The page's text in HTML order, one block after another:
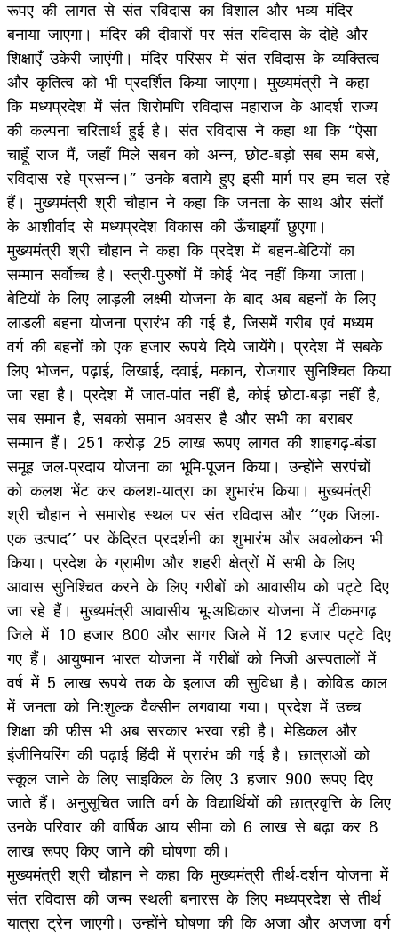
रूपए की लागत से संत रविदास का विशाल और भव्य मंदिर
बनाया जाएगा। मंदिर की दीवारों पर संत रविदास के दोहे और
शिक्षाएँ उकेरी जाएंगी। मंदिर परिसर में संत रविदास के व्यक्तित्व
और कृतित्व को भी प्रदर्शित किया जाएगा। मुख्यमंत्री ने कहा
कि मध्यप्रदेश में संत शिरोमणि रविदास महाराज के आदर्श राज्य
की कल्पना चरितार्थ हुई है। संत रविदास ने कहा था कि “ऐसा
चाहूँ राज मैं, जहाँ मिले सबन को अन्न, छोट-बड़ो सब सम बसे,
रविदास रहे प्रसन्न।” उनके बताये हुए इसी मार्ग पर हम चल रहे
हैं। मुख्यमंत्री श्री चौहान ने कहा कि जनता के साथ और संतों
के आशीर्वाद से मध्यप्रदेश विकास की ऊँचाइयाँ छुएगा।
मुख्यमंत्री श्री चौहान ने कहा कि प्रदेश में बहन-बेटियों का
सम्मान सर्वोच्च है। स्त्री-पुरुषों में कोई भेद नहीं किया जाता।
बेटियों के लिए लाड़ली लक्ष्मी योजना के बाद अब बहनों के लिए
लाडली बहना योजना प्रारंभ की गई है, जिसमें गरीब एवं मध्यम
वर्ग की बहनों को एक हजार रूपये दिये जायेंगे। प्रदेश में सबके
लिए भोजन, पढ़ाई, लिखाई, दवाई, मकान, रोजगार सुनिश्चित किया
जा रहा है। प्रदेश में जात-पांत नहीं है, कोई छोटा-बड़ा नहीं है,
सब समान है, सबको समान अवसर है और सभी का बराबर
सम्मान हैं। 251 करोड़ 25 लाख रूपए लागत की शाहगढ़-बंडा
समूह जल-प्रदाय योजना का भूमि-पूजन किया। उन्होंने सरपंचों
को कलश भेंट कर कलश-यात्रा का शुभारंभ किया। मुख्यमंत्री
श्री चौहान ने समारोह स्थल पर संत रविदास और ‘‘एक जिला-
एक उत्पाद’’ पर केंद्रित प्रदर्शनी का शुभारंभ और अवलोकन भी
किया। प्रदेश के ग्रामीण और शहरी क्षेत्रों में सभी के लिए
आवास सुनिश्चित करने के लिए गरीबों को आवासीय को पट्टे दिए
जा रहे हैं। मुख्यमंत्री आवासीय भू-अधिकार योजना में टीकमगढ़
जिले में 10 हजार 800 और सागर जिले में 12 हजार पट्टे दिए
गए हैं। आयुष्मान भारत योजना में गरीबों को निजी अस्पतालों में
वर्ष में 5 लाख रूपये तक के इलाज की सुविधा है। कोविड काल
में जनता को नि:शुल्क वैक्सीन लगवाया गया। प्रदेश में उच्च
शिक्षा की फीस भी अब सरकार भरवा रही है। मेडिकल और
इंजीनियरिंग की पढ़ाई हिंदी में प्रारंभ की गई है। छात्राओं को
स्कूल जाने के लिए साइकिल के लिए 3 हजार 900 रूपए दिए
जाते हैं। अनुसूचित जाति वर्ग के विद्यार्थियों की छात्रवृत्ति के लिए
उनके परिवार की वार्षिक आय सीमा को 6 लाख से बढ़ा कर 8
लाख रूपए किए जाने की घोषणा की।
मुख्यमंत्री श्री चौहान ने कहा कि मुख्यमंत्री तीर्थ-दर्शन योजना में
संत रविदास की जन्म स्थली बनारस के लिए मध्यप्रदेश से तीर्थ
यात्रा ट्रेन जाएगी। उन्होंने घोषणा की कि अजा और अजजा वर्ग